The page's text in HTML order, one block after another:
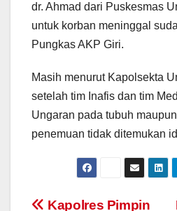
dr. Ahmad dari Puskesmas
untuk korban meninggal
Pungkas AKP Giri.
Masih menurut Kapolsekta
setelah tim Inafis dan tim
Ungaran pada tubuh
penemuan tidak ditemukan
Kapolres Pimpin